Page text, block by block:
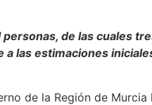
de las cuales
las estimaciones
de la Región de Murcia